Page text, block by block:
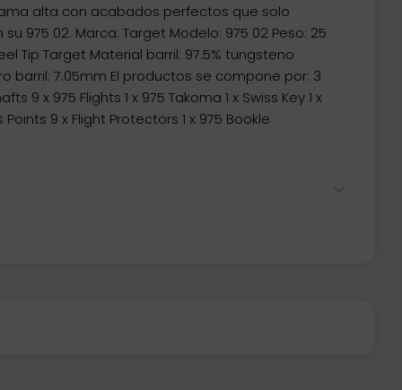
alta con acabados perfectos que solo
975 02. Marca: Target Modelo: 975 02 Peso: 25
Tip Target Material barril: 97.5% tungsteno
barril: 7.05mm El productos se compone por: 3
9 x 975 Flights 1 x 975 Takoma 1 x Swiss Key 1 x
9 x Flight Protectors 1 x 975 Bookle